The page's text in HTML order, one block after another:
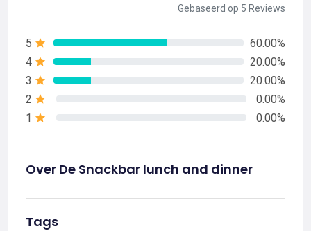
Gebaseerd op 5 Reviews
5
60.00%
4
20.00%
3
20.00%
2
0.00%
1
0.00%
Over De Snackbar lunch and dinner
Tags